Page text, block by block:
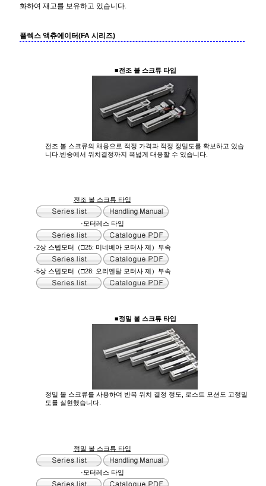
화하여 재고를 보유하고 있습니다.
플렉스 액츄에이터(FA 시리즈)
■전조 볼 스크류 타입
전조 볼 스크류의 채용으로 적정 가격과 적정 정밀도를 확보하고 있습
니다.반송에서 위치결정까지 폭넓게 대응할 수 있습니다.
전조 볼 스크류 타입
·모터레스 타입
·2상 스텝모터（□25: 미네베아 모터사 제）부속
·5상 스텝모터（□28: 오리엔탈 모터사 제）부속
■정밀 볼 스크류 타입
정밀 볼 스크류를 사용하여 반복 위치 결정 정도, 로스트 모션도 고정밀
도를 실현했습니다.
정밀 볼 스크류 타입
·모터레스 타입